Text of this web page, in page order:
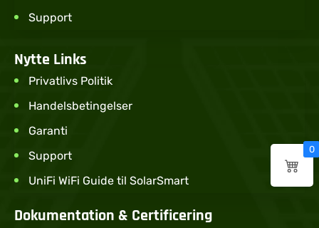
Support
Nytte Links
Privatlivs Politik
Handelsbetingelser
Garanti
Support
UniFi WiFi Guide til SolarSmart
Dokumentation & Certificering
0